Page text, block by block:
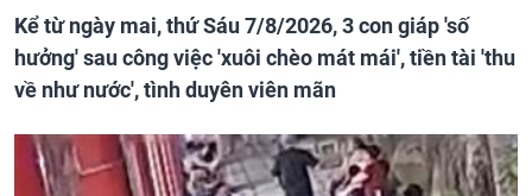
Kể từ ngày mai, thứ Sáu 7/8/2026, 3 con giáp 'số
hưởng' sau công việc 'xuôi chèo mát mái', tiền tài 'thu
về như nước', tình duyên viên mãn